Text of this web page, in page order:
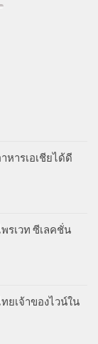
หารเอเชียได้ดี
รเวท ซีเลคชั่น
ยเจ้าของไวน์ใน